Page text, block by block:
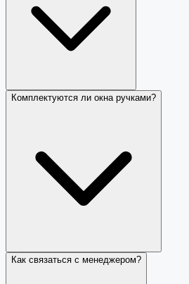
Комплектуются ли окна ручками?
Как связаться с менеджером?